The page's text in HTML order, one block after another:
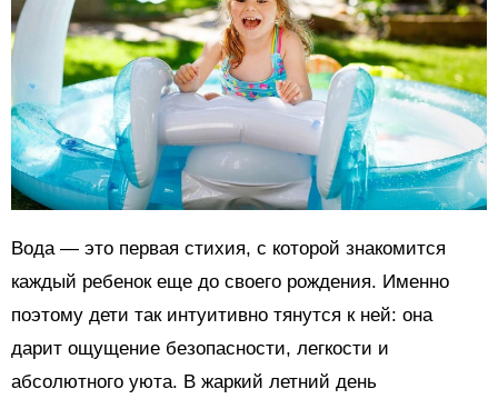
Вода — это первая стихия, с которой знакомится
каждый ребенок еще до своего рождения. Именно
поэтому дети так интуитивно тянутся к ней: она
дарит ощущение безопасности, легкости и
абсолютного уюта. В жаркий летний день